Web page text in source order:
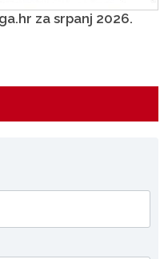
za srpanj 2026.